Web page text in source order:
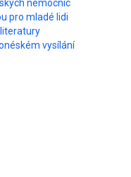
nemocnic
pro mladé lidi
literatury
vysílání